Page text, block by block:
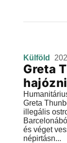
Külföld
Greta
Greta
illegális
és véget
népirtásn...